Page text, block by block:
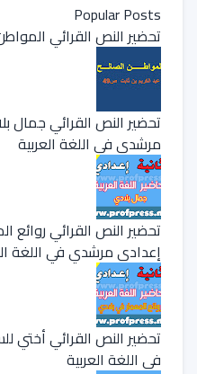
Popular Posts
تحضير النص القرائي
تحضير النص القرائي جمال
مرشدي في اللغة العربية
تحضير النص القرائي روائع
إعدادي مرشدي في اللغة
تحضير النص القرائي أختي
في اللغة العربية